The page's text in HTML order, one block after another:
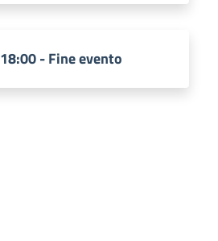
18:00 - Fine evento